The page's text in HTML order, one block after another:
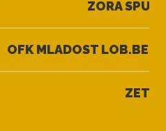
ZORA SPUŽ
OFK MLADOST LOB.BET
ZETA